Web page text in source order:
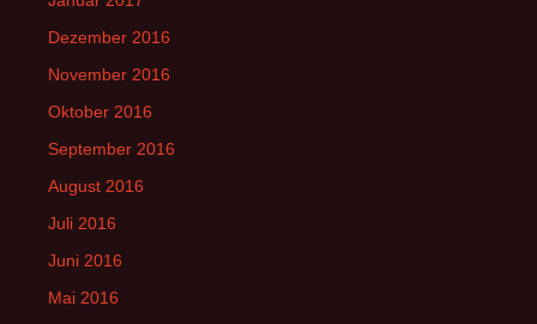
Dezember 2016
November 2016
Oktober 2016
September 2016
August 2016
Juli 2016
Juni 2016
Mai 2016